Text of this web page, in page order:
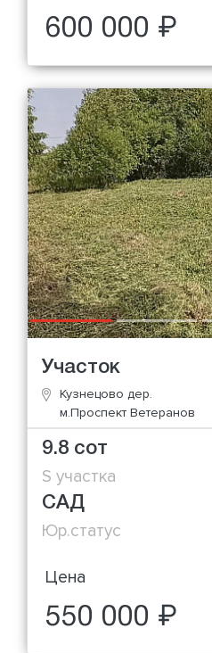
600 000 ₽
Участок
Кузнецово дер.
м.Проспект Ветеранов
9.8 сот
S участка
САД
Юр.статус
Цена
550 000 ₽